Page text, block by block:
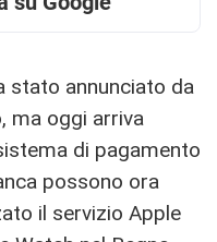
stato annunciato da
ma oggi arriva
di pagamento
possono ora
il servizio Apple